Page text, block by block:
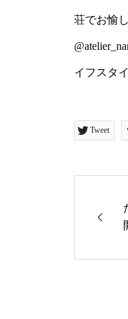
いま
の他
クサ
㎝
フ
荘でお
イフスタ
Tweet